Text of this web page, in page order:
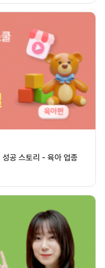
공 스토리 - 육아 업종